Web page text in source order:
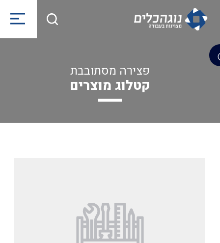
פצירה מסתובבת
קטלוג מוצרים